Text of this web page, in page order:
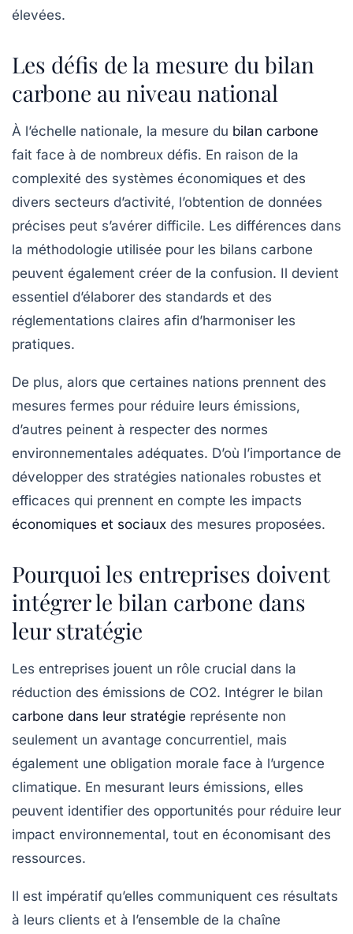
élevées.
Les défis de la mesure du bilan
carbone au niveau national
À l’échelle nationale, la mesure du bilan carbone
fait face à de nombreux défis. En raison de la
complexité des systèmes économiques et des
divers secteurs d’activité, l’obtention de données
précises peut s’avérer difficile. Les différences dans
la méthodologie utilisée pour les bilans carbone
peuvent également créer de la confusion. Il devient
essentiel d’élaborer des standards et des
réglementations claires afin d’harmoniser les
pratiques.
De plus, alors que certaines nations prennent des
mesures fermes pour réduire leurs émissions,
d’autres peinent à respecter des normes
environnementales adéquates. D’où l’importance de
développer des stratégies nationales robustes et
efficaces qui prennent en compte les impacts
économiques et sociaux des mesures proposées.
Pourquoi les entreprises doivent
intégrer le bilan carbone dans
leur stratégie
Les entreprises jouent un rôle crucial dans la
réduction des émissions de CO2. Intégrer le bilan
carbone dans leur stratégie représente non
seulement un avantage concurrentiel, mais
également une obligation morale face à l’urgence
climatique. En mesurant leurs émissions, elles
peuvent identifier des opportunités pour réduire leur
impact environnemental, tout en économisant des
ressources.
Il est impératif qu’elles communiquent ces résultats
à leurs clients et à l’ensemble de la chaîne